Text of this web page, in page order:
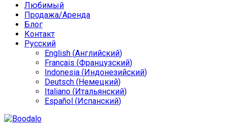
Любимый
Продажа/Аренда
Блог
Контакт
Русский
English (Английский)
Français (Французский)
Indonesia (Индонезийский)
Deutsch (Немецкий)
Italiano (Итальянский)
Español (Испанский)